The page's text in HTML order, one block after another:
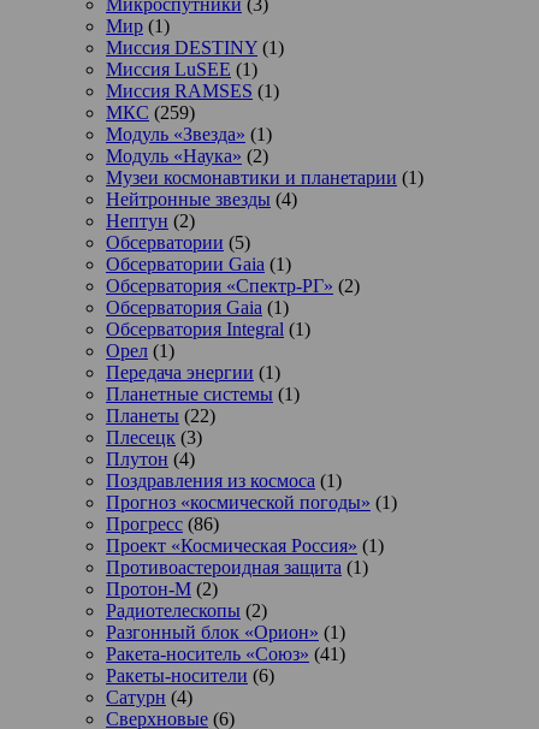
Мир (1)
Миссия DESTINY (1)
Миссия LuSEE (1)
Миссия RAMSES (1)
МКС (259)
Модуль «Звезда» (1)
Модуль «Наука» (2)
Музеи космонавтики и планетарии (1)
Нейтронные звезды (4)
Нептун (2)
Обсерватории (5)
Обсерватории Gaia (1)
Обсерватория «Спектр-РГ» (2)
Обсерватория Gaia (1)
Обсерватория Integral (1)
Орел (1)
Передача энергии (1)
Планетные системы (1)
Планеты (22)
Плесецк (3)
Плутон (4)
Поздравления из космоса (1)
Прогноз «космической погоды» (1)
Прогресс (86)
Проект «Космическая Россия» (1)
Противоастероидная защита (1)
Протон-М (2)
Радиотелескопы (2)
Разгонный блок «Орион» (1)
Ракета-носитель «Союз» (41)
Ракеты-носители (6)
Сатурн (4)
Сверхновые (6)